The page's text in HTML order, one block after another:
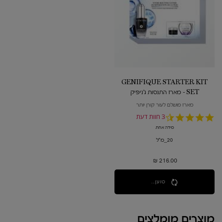
GENIFIQUE STARTER KIT
SET - מארז התנסות ג'ניפיק
מארז מושלם לעור קורן יותר
4.7
3 חוות דעת
מידה אחת
20_מ"ל
216.00 ₪
טוען...
מוצרים מומלצים